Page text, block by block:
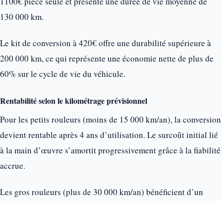
130 000 km.
Le kit de conversion à 420€ offre une durabilité supérieure à
200 000 km, ce qui représente une économie nette de plus de
60% sur le cycle de vie du véhicule.
Rentabilité selon le kilométrage prévisionnel
Pour les petits rouleurs (moins de 15 000 km/an), la conversion
devient rentable après 4 ans d’utilisation. Le surcoût initial lié
à la main d’œuvre s’amortit progressivement grâce à la fiabilité
accrue.
Les gros rouleurs (plus de 30 000 km/an) bénéficient d’un